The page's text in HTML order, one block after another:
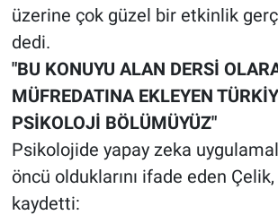
üzerine çok güzel bir etkinlik
dedi.
"BU KONUYU ALAN DERSİ
MÜFREDATINA EKLEYEN
PSİKOLOJİ BÖLÜMÜYÜZ"
Psikolojide yapay zeka
öncü olduklarını ifade eden Çelik,
kaydetti: